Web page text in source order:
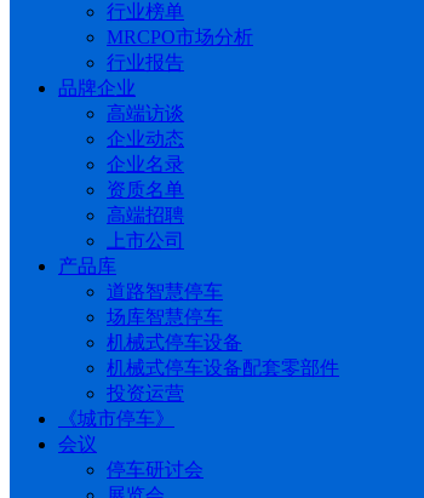
行业榜单
MRCPO市场分析
行业报告
品牌企业
高端访谈
企业动态
企业名录
资质名单
高端招聘
上市公司
产品库
道路智慧停车
场库智慧停车
机械式停车设备
机械式停车设备配套零部件
投资运营
《城市停车》
会议
停车研讨会